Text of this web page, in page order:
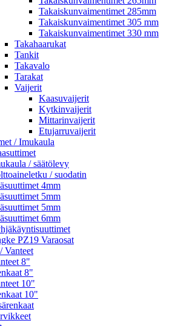
Takaiskunvaimentimet 285mm
Takaiskunvaimentimet 305 mm
Takaiskunvaimentimet 330 mm
Takahaarukat
Tankit
Takavalo
Tarakat
Vaijerit
Kaasuvaijerit
Kytkinvaijerit
Mittarinvaijerit
Etujarruvaijerit
/ Imukaula
/ säätölevy
/ suodatin
4mm
5mm
5mm
6mm
PZ19 Varaosat
Vanteet
8"
8"
10"
10"